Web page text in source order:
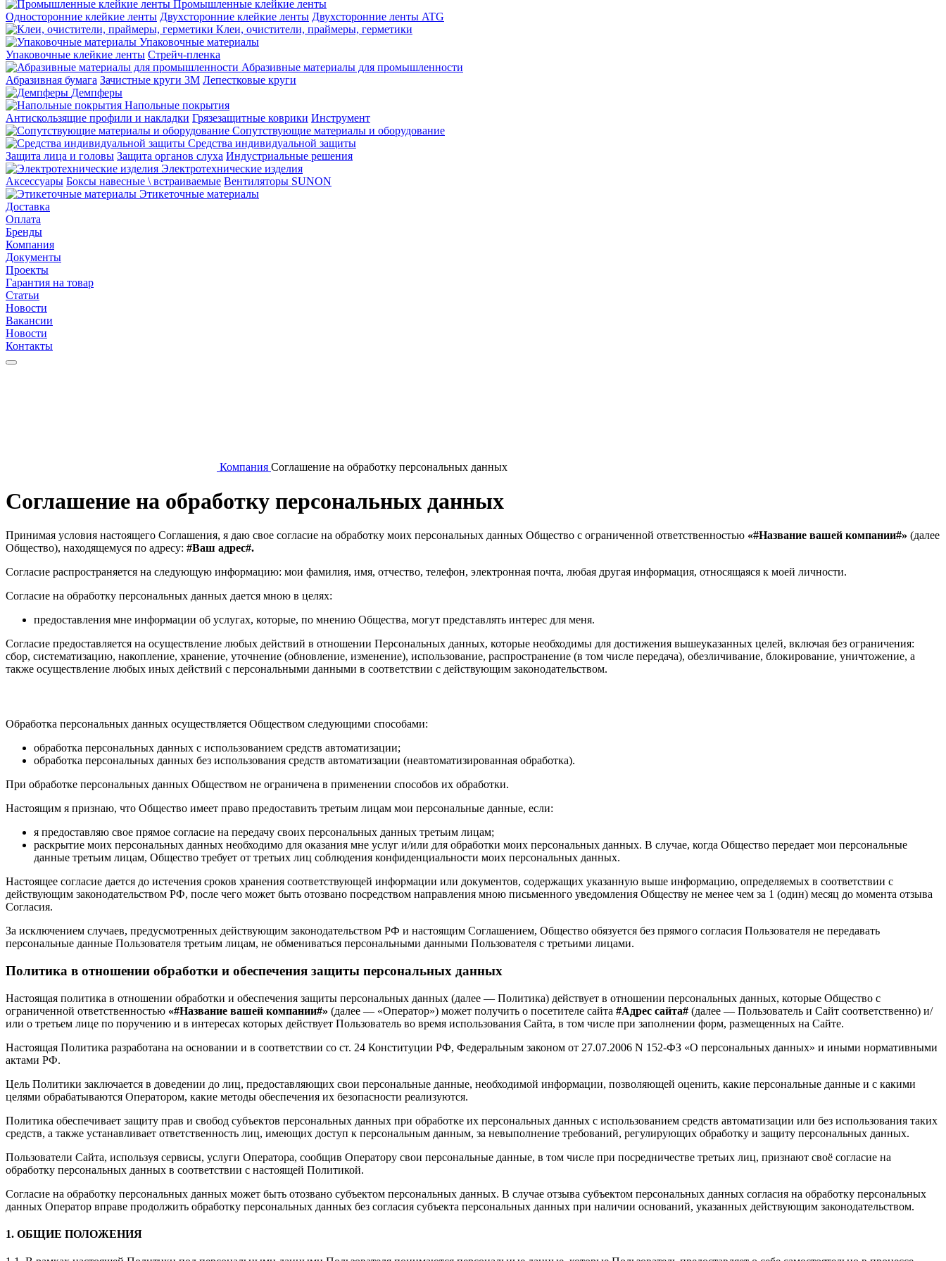
Промышленные клейкие ленты
Односторонние клейкие ленты Двухсторонние клейкие ленты Двухсторонние ленты ATG
Клеи, очистители, праймеры, герметики
Упаковочные материалы
Упаковочные клейкие ленты Стрейч-пленка
Абразивные материалы для промышленности
Абразивная бумага Зачистные круги 3М Лепестковые круги
Демпферы
Напольные покрытия
Aнтискользящие профили и накладки Грязезащитные коврики Инструмент
Сопутствующие материалы и оборудование
Средства индивидуальной защиты
Защита лица и головы Защита органов слуха Индустриальные решения
Электротехнические изделия
Аксессуары Боксы навесные \ встраиваемые Вентиляторы SUNON
Этикеточные материалы
Доставка
Оплата
Бренды
Компания
Документы
Проекты
Гарантия на товар
Статьи
Новости
Вакансии
Новости
Контакты
Компания Соглашение на обработку персональных данных
Соглашение на обработку персональных данных
Принимая условия настоящего Соглашения, я даю свое согласие на обработку моих персональных данных Общество с ограниченной ответственностью «#Название вашей компании#» (далее
Общество), находящемуся по адресу: #Ваш адрес#.
Согласие распространяется на следующую информацию: мои фамилия, имя, отчество, телефон, электронная почта, любая другая информация, относящаяся к моей личности.
Согласие на обработку персональных данных дается мною в целях:
предоставления мне информации об услугах, которые, по мнению Общества, могут представлять интерес для меня.
Согласие предоставляется на осуществление любых действий в отношении Персональных данных, которые необходимы для достижения вышеуказанных целей, включая без ограничения:
сбор, систематизацию, накопление, хранение, уточнение (обновление, изменение), использование, распространение (в том числе передача), обезличивание, блокирование, уничтожение, а
также осуществление любых иных действий с персональными данными в соответствии с действующим законодательством.
Обработка персональных данных осуществляется Обществом следующими способами:
обработка персональных данных с использованием средств автоматизации;
обработка персональных данных без использования средств автоматизации (неавтоматизированная обработка).
При обработке персональных данных Обществом не ограничена в применении способов их обработки.
Настоящим я признаю, что Общество имеет право предоставить третьим лицам мои персональные данные, если:
я предоставляю свое прямое согласие на передачу своих персональных данных третьим лицам;
раскрытие моих персональных данных необходимо для оказания мне услуг и/или для обработки моих персональных данных. В случае, когда Общество передает мои персональные
данные третьим лицам, Общество требует от третьих лиц соблюдения конфиденциальности моих персональных данных.
Настоящее согласие дается до истечения сроков хранения соответствующей информации или документов, содержащих указанную выше информацию, определяемых в соответствии с
действующим законодательством РФ, после чего может быть отозвано посредством направления мною письменного уведомления Обществу не менее чем за 1 (один) месяц до момента отзыва
Согласия.
За исключением случаев, предусмотренных действующим законодательством РФ и настоящим Соглашением, Общество обязуется без прямого согласия Пользователя не передавать
персональные данные Пользователя третьим лицам, не обмениваться персональными данными Пользователя с третьими лицами.
Политика в отношении обработки и обеспечения защиты персональных данных
Настоящая политика в отношении обработки и обеспечения защиты персональных данных (далее — Политика) действует в отношении персональных данных, которые Общество с
ограниченной ответственностью «#Название вашей компании#» (далее — «Оператор») может получить о посетителе сайта #Адрес сайта# (далее — Пользователь и Сайт соответственно) и/
или о третьем лице по поручению и в интересах которых действует Пользователь во время использования Сайта, в том числе при заполнении форм, размещенных на Сайте.
Настоящая Политика разработана на основании и в соответствии со ст. 24 Конституции РФ, Федеральным законом от 27.07.2006 N 152-ФЗ «О персональных данных» и иными нормативными
актами РФ.
Цель Политики заключается в доведении до лиц, предоставляющих свои персональные данные, необходимой информации, позволяющей оценить, какие персональные данные и с какими
целями обрабатываются Оператором, какие методы обеспечения их безопасности реализуются.
Политика обеспечивает защиту прав и свобод субъектов персональных данных при обработке их персональных данных с использованием средств автоматизации или без использования таких
средств, а также устанавливает ответственность лиц, имеющих доступ к персональным данным, за невыполнение требований, регулирующих обработку и защиту персональных данных.
Пользователи Сайта, используя сервисы, услуги Оператора, сообщив Оператору свои персональные данные, в том числе при посредничестве третьих лиц, признают своё согласие на
обработку персональных данных в соответствии с настоящей Политикой.
Согласие на обработку персональных данных может быть отозвано субъектом персональных данных. В случае отзыва субъектом персональных данных согласия на обработку персональных
данных Оператор вправе продолжить обработку персональных данных без согласия субъекта персональных данных при наличии оснований, указанных действующим законодательством.
1. ОБЩИЕ ПОЛОЖЕНИЯ